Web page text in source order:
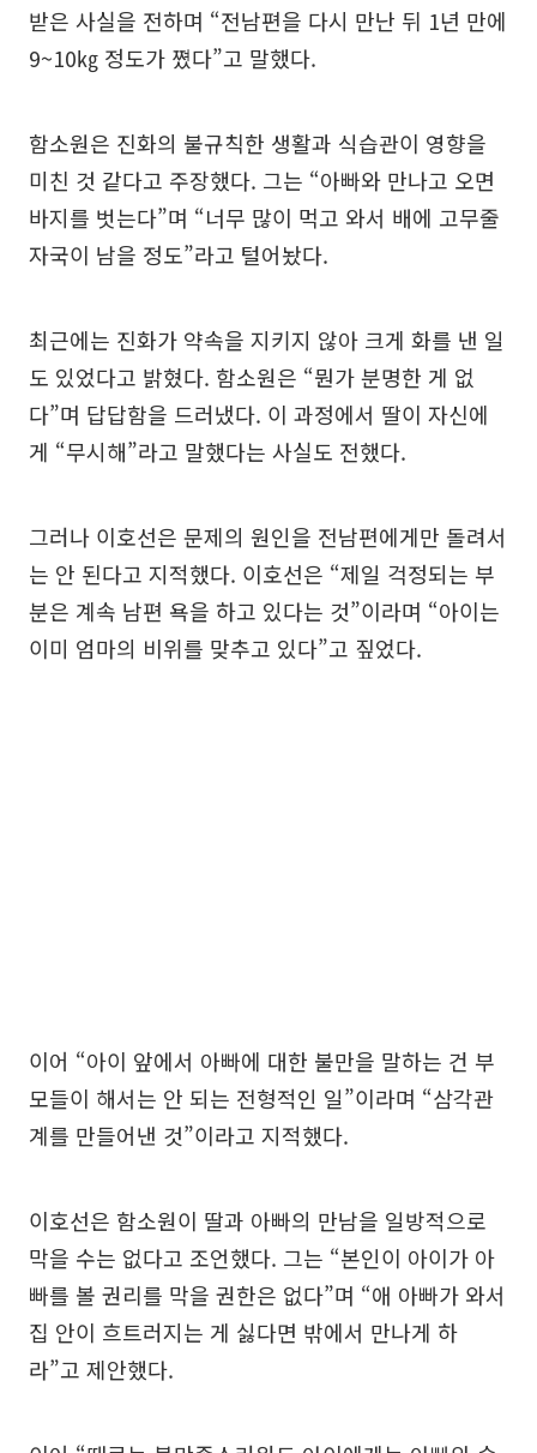
받은 사실을 전하며 “전남편을 다시 만난 뒤 1년 만에
9~10㎏ 정도가 쪘다”고 말했다.
함소원은 진화의 불규칙한 생활과 식습관이 영향을
미친 것 같다고 주장했다. 그는 “아빠와 만나고 오면
바지를 벗는다”며 “너무 많이 먹고 와서 배에 고무줄
자국이 남을 정도”라고 털어놨다.
최근에는 진화가 약속을 지키지 않아 크게 화를 낸 일
도 있었다고 밝혔다. 함소원은 “뭔가 분명한 게 없
다”며 답답함을 드러냈다. 이 과정에서 딸이 자신에
게 “무시해”라고 말했다는 사실도 전했다.
그러나 이호선은 문제의 원인을 전남편에게만 돌려서
는 안 된다고 지적했다. 이호선은 “제일 걱정되는 부
분은 계속 남편 욕을 하고 있다는 것”이라며 “아이는
이미 엄마의 비위를 맞추고 있다”고 짚었다.
이어 “아이 앞에서 아빠에 대한 불만을 말하는 건 부
모들이 해서는 안 되는 전형적인 일”이라며 “삼각관
계를 만들어낸 것”이라고 지적했다.
이호선은 함소원이 딸과 아빠의 만남을 일방적으로
막을 수는 없다고 조언했다. 그는 “본인이 아이가 아
빠를 볼 권리를 막을 권한은 없다”며 “애 아빠가 와서
집 안이 흐트러지는 게 싫다면 밖에서 만나게 하
라”고 제안했다.